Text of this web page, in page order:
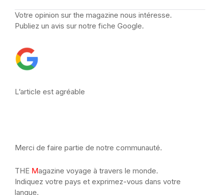
Votre opinion sur the magazine nous intéresse.
Publiez un avis sur notre fiche Google.
L’article est agréable
Merci de faire partie de notre communauté.
THE Magazine voyage à travers le monde.
Indiquez votre pays et exprimez-vous dans votre
langue.